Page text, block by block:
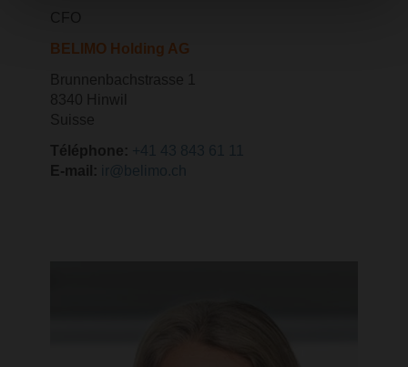
BELIMO Holding AG
Brunnenbachstrasse 1
8340 Hinwil
Suisse
Téléphone:
E-mail: